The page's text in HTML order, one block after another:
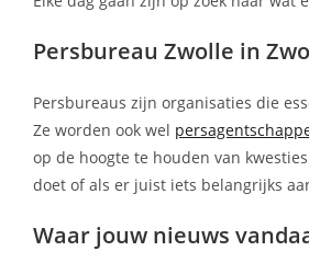
Persbureau Zwolle in
Persbureaus zijn organisaties die
Ze worden ook wel
op de hoogte te houden van
doet of als er juist iets belangrijks
Waar jouw nieuws